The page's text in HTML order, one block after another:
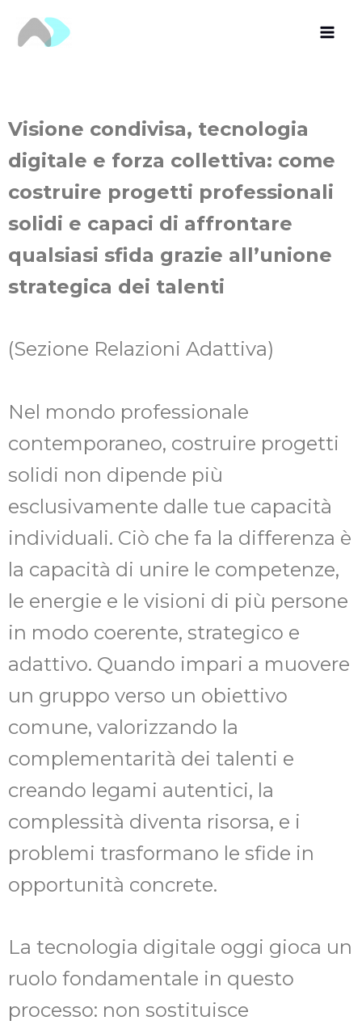
Visione condivisa, tecnologia
digitale e forza collettiva: come
costruire progetti professionali
solidi e capaci di affrontare
qualsiasi sfida grazie all’unione
strategica dei talenti
(Sezione Relazioni Adattiva)
Nel mondo professionale
contemporaneo, costruire progetti
solidi non dipende più
esclusivamente dalle tue capacità
individuali. Ciò che fa la differenza è
la capacità di unire le competenze,
le energie e le visioni di più persone
in modo coerente, strategico e
adattivo. Quando impari a muovere
un gruppo verso un obiettivo
comune, valorizzando la
complementarità dei talenti e
creando legami autentici, la
complessità diventa risorsa, e i
problemi trasformano le sfide in
opportunità concrete.
La tecnologia digitale oggi gioca un
ruolo fondamentale in questo
processo: non sostituisce